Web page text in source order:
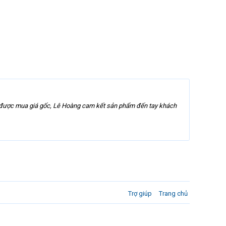
mua giá gốc, Lê Hoàng cam kết sản phẩm đến tay khách
Trợ giúp Trang chủ